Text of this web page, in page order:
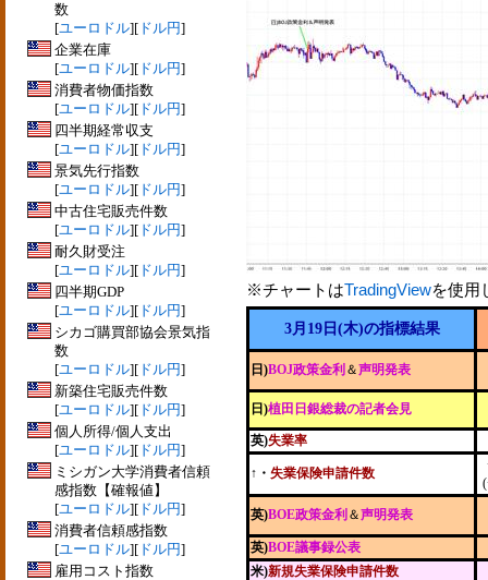
数
[ユーロドル][ ドル円]
企業在庫
[ユーロドル][ ドル円]
消費者物価指数
[ユーロドル][ ドル円]
四半期経常収支
[ユーロドル][ ドル円]
景気先行指数
[ユーロドル][ ドル円]
中古住宅販売件数
[ユーロドル][ ドル円]
耐久財受注
[ユーロドル][ ドル円]
四半期GDP
[ユーロドル][ ドル円]
シカゴ購買部協会景気指
数
[ユーロドル][ ドル円]
新築住宅販売件数
[ユーロドル][ ドル円]
個人所得/個人支出
[ユーロドル][ ドル円]
ミシガン大学消費者信頼
感指数【確報値】
[ユーロドル][ ドル円]
消費者信頼感指数
[ユーロドル][ ドル円]
雇用コスト指数
※チャートはTradingViewを使用
3月19日(木)の指標結果
日)BOJ政策金利 ＆声明発表
日)植田日銀総裁の記者会見
英)失業率
↑・ 失業保険申請件数
英)BOE政策金利 ＆声明発表
英)BOE議事録公表
米)新規失業保険申請件数